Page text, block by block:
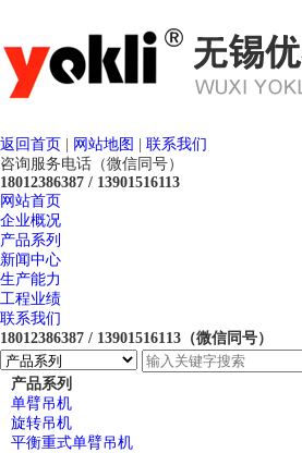
返回首页 网站地图
联系我们
咨询服务电话（微信同号）
18012386387 / 13901516113
网站首页
企业概况
产品系列
新闻中心
生产能力
工程业绩
联系我们
18012386387 / 13901516113（微信同号）
产品系列
单臂吊机
旋转吊机
平衡重式单臂吊机